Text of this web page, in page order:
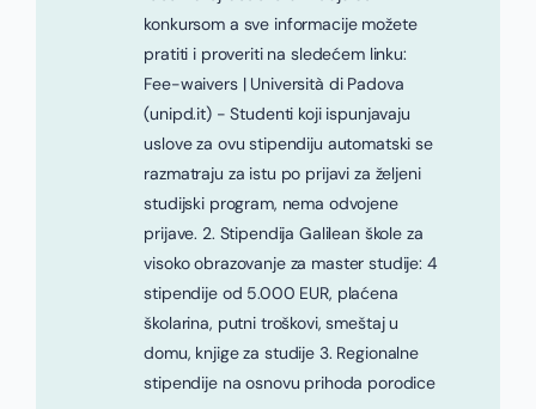
konkursom a sve informacije možete
pratiti i proveriti na sledećem linku:
Fee-waivers | Università di Padova
(unipd.it) - Studenti koji ispunjavaju
uslove za ovu stipendiju automatski se
razmatraju za istu po prijavi za željeni
studijski program, nema odvojene
prijave. 2. Stipendija Galilean škole za
visoko obrazovanje za master studije: 4
stipendije od 5.000 EUR, plaćena
školarina, putni troškovi, smeštaj u
domu, knjige za studije 3. Regionalne
stipendije na osnovu prihoda porodice